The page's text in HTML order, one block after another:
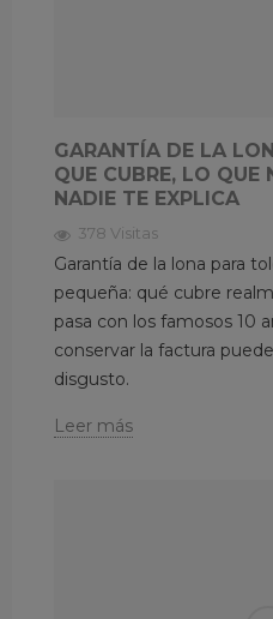
GARANTÍA DE LA
QUE CUBRE, LO QUE
NADIE TE EXPLICA
378 Visitas
Garantía de la lona para
pequeña: qué cubre
pasa con los famosos 10
conservar la factura
disgusto.
Leer más